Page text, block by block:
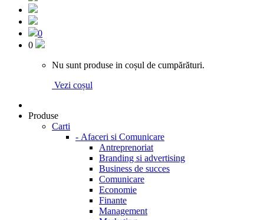
0
0
Nu sunt produse in coșul de cumpărături.
Vezi coșul
Produse
Carti
- Afaceri si Comunicare
Antreprenoriat
Branding si advertising
Business de succes
Comunicare
Economie
Finante
Management